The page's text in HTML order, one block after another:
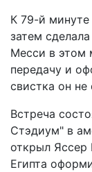
К 79-й минуте
затем
Месси в этом
передачу и
свистка он не
Встреча
Стэдиум" в
открыл Яссер
Египта